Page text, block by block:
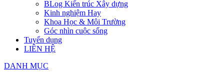
BLog Kiến trúc Xây dựng
Kinh nghiệm Hay
Khoa Học & Môi Trường
Góc nhìn cuộc sống
Tuyển dụng
LIÊN HỆ
DANH MỤC